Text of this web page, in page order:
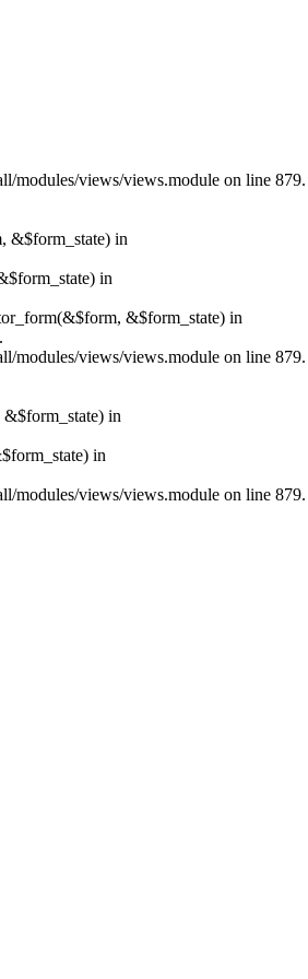
modules/views/views.module on line 879.
&$form_state) in
in
&$form_state) in
modules/views/views.module on line 879.
in
in
modules/views/views.module on line 879.